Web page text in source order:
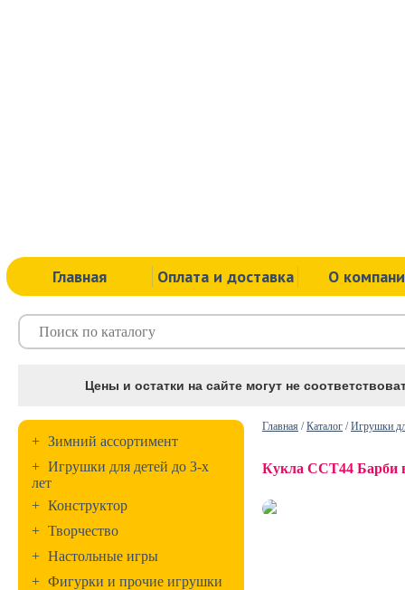
Главная Оплата и доставка О
Цены и остатки на сайте могут не
+ Зимний ассортимент
+ Игрушки для детей до 3-х
лет
+ Конструктор
+ Творчество
+ Настольные игры
+ Фигурки и прочие игрушки
Главная /Каталог /Игрушки
Кукла CCT44 Барби